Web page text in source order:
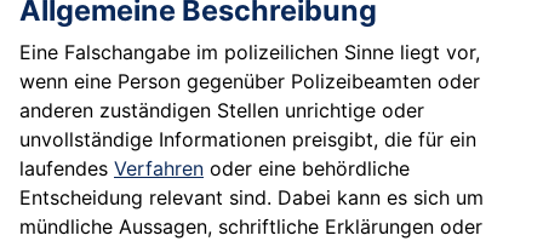
Allgemeine Beschreibung
Eine Falschangabe im polizeilichen Sinne liegt vor,
wenn eine Person gegenüber Polizeibeamten oder
anderen zuständigen Stellen unrichtige oder
unvollständige Informationen preisgibt, die für ein
laufendes Verfahren oder eine behördliche
Entscheidung relevant sind. Dabei kann es sich um
mündliche Aussagen, schriftliche Erklärungen oder